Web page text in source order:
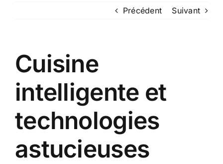
Précédent Suivant
Cuisine
intelligente et
technologies
astucieuses